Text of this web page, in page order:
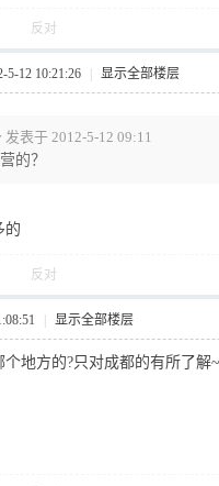
反对
5-12 10:21:26 显示全部楼层
发表于 2012-5-12 09:11
的？
的
反对
显示全部楼层
地方的?只对成都的有所了解